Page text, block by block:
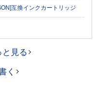
互換インクカートリッジ
と見る
く